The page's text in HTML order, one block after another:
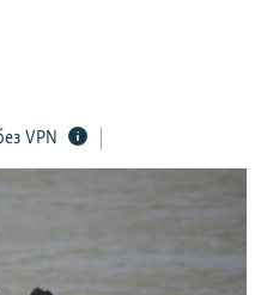
СОПРОТИВЛЕНИЯ
VPN